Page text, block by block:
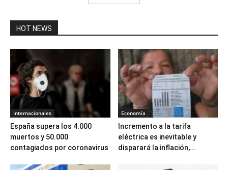
HOT NEWS
Internacionales
España supera los 4.000
muertos y 50.000
contagiados por coronavirus
Economía
Incremento a la tarifa
eléctrica es inevitable y
disparará la inflación,...